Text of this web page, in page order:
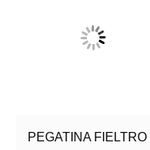
PEGATINA FIELTRO